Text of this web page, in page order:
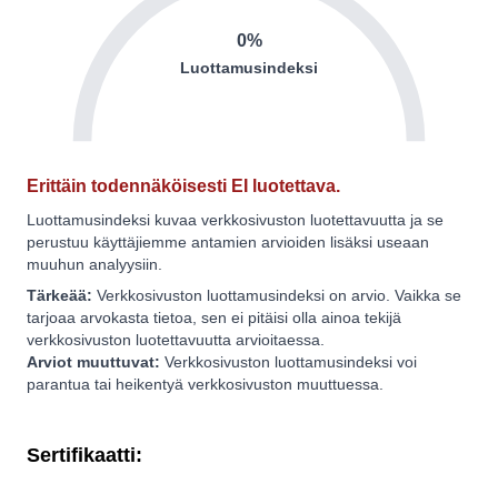
0%
Luottamusindeksi
Erittäin todennäköisesti EI luotettava.
Luottamusindeksi kuvaa verkkosivuston luotettavuutta ja se
perustuu käyttäjiemme antamien arvioiden lisäksi useaan
muuhun analyysiin.
Tärkeää: Verkkosivuston luottamusindeksi on arvio. Vaikka se
tarjoaa arvokasta tietoa, sen ei pitäisi olla ainoa tekijä
verkkosivuston luotettavuutta arvioitaessa.
Arviot muuttuvat: Verkkosivuston luottamusindeksi voi
parantua tai heikentyä verkkosivuston muuttuessa.
Sertifikaatti: